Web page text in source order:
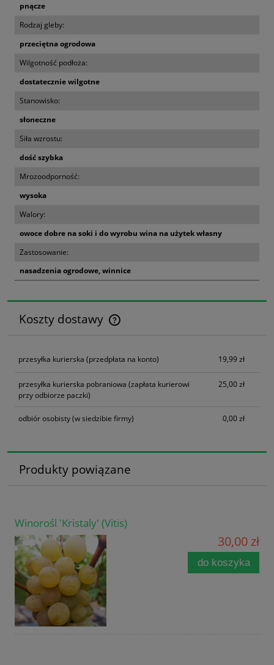
pnącze
Rodzaj gleby:
przeciętna ogrodowa
Wilgotność podłoża:
dostatecznie wilgotne
Stanowisko:
słoneczne
Siła wzrostu:
dość szybka
Mrozoodporność:
wysoka
Walory:
owoce dobre na soki i do wyrobu wina na użytek własny
Zastosowanie:
nasadzenia ogrodowe, winnice
Koszty dostawy
Cena nie zawiera ewentualnych kosztów płatności
przesyłka kurierska (przedpłata na konto) 19,99 zł
przesyłka kurierska pobraniowa (zapłata kurierowi
przy odbiorze paczki)
25,00 zł
odbiór osobisty(w siedzibie firmy) 0,00 zł
Produkty powiązane
Winorośl 'Kristaly' (Vitis)
30,00 zł
do koszyka